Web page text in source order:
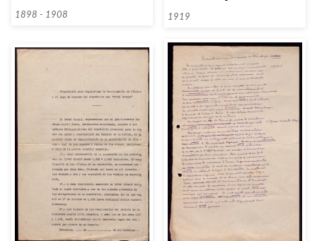
1898 - 1908 1919